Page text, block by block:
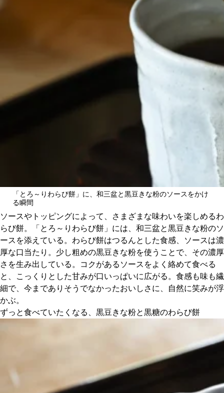
「とろ～りわらび餅」に、和三盆と黒豆きな粉のソースをかけ
る瞬間
ソースやトッピングによって、さまざまな味わいを楽しめるわ
らび餅。「とろ～りわらび餅」には、和三盆と黒豆きな粉のソ
ースを添えている。わらび餅はつるんとした食感、ソースは濃
厚な口当たり。少し粗めの黒豆きな粉を使うことで、その濃厚
さを生み出している。コクがあるソースをよく絡めて食べる
と、こっくりとした甘みが口いっぱいに広がる。食感も味も繊
細で、今までありそうでなかったおいしさに、自然に笑みが浮
かぶ。
ずっと食べていたくなる、黒豆きな粉と黒糖のわらび餅